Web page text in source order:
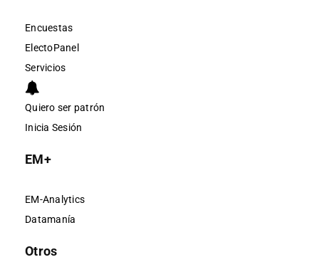
Encuestas
ElectoPanel
Servicios
Quiero ser patrón
Inicia Sesión
EM+
EM-Analytics
Datamanía
Otros